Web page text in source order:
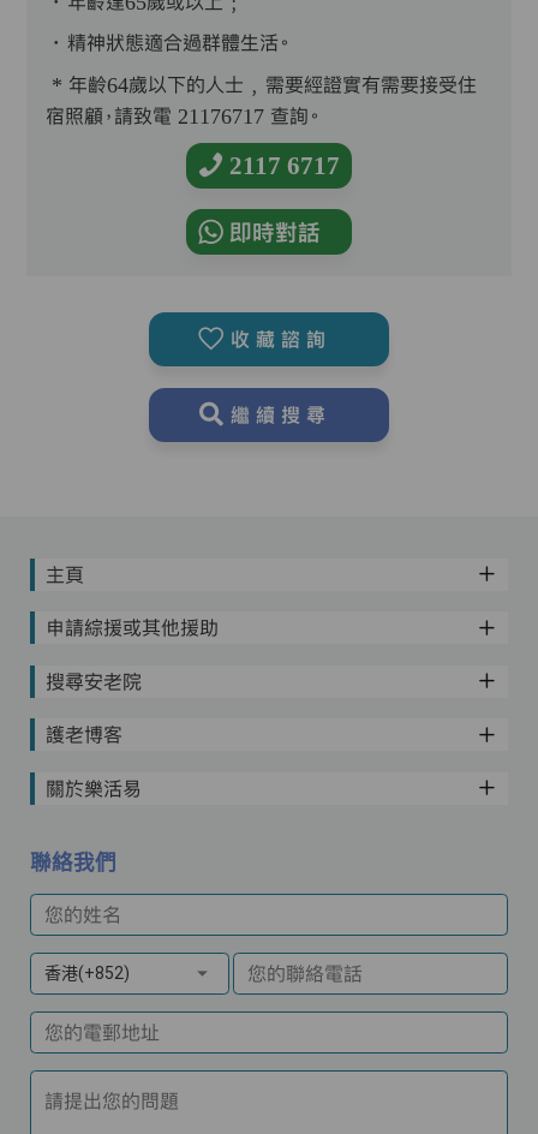
．精神狀態適合過群體生活。
* 年齡64歲以下的人士﹐需要經證實有需要接受住
宿照顧，請致電 21176717 查詢。
2117 6717
即時對話
收藏諮詢
繼續搜尋
主頁
申請綜援或其他援助
搜尋安老院
護老博客
關於樂活易
聯絡我們
您的姓名
香港(+852) 您的聯絡電話
您的電郵地址
請提出您的問題